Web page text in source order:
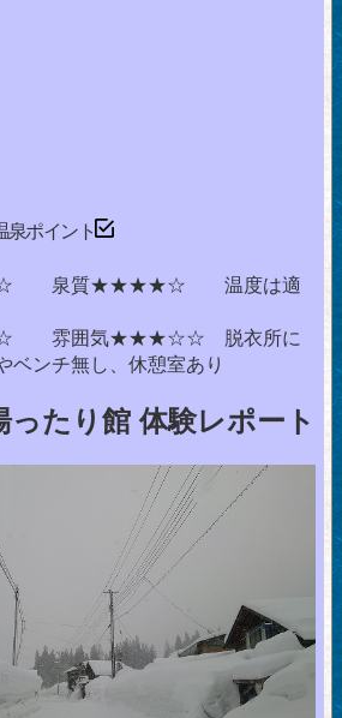
泉ポイント
泉質★★★★☆ 温度は適
雰囲気★★★☆☆ 脱衣所に
ベンチ無し、休憩室あり
ったり館 体験レポート